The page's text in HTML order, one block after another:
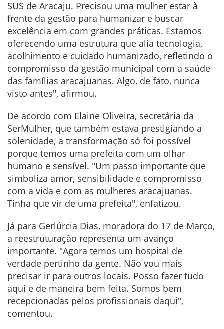
SUS de Aracaju. Precisou uma mulher estar à
frente da gestão para humanizar e buscar
excelência em com grandes práticas. Estamos
oferecendo uma estrutura que alia tecnologia,
acolhimento e cuidado humanizado, refletindo o
compromisso da gestão municipal com a saúde
das famílias aracajuanas. Algo, de fato, nunca
visto antes", afirmou.
De acordo com Elaine Oliveira, secretária da
SerMulher, que também estava prestigiando a
solenidade, a transformação só foi possível
porque temos uma prefeita com um olhar
humano e sensível. "Um passo importante que
simboliza amor, sensibilidade e compromisso
com a vida e com as mulheres aracajuanas.
Tinha que vir de uma prefeita", enfatizou.
Já para Gerlúrcia Dias, moradora do 17 de Março,
a reestruturação representa um avanço
importante. "Agora temos um hospital de
verdade pertinho da gente. Não vou mais
precisar ir para outros locais. Posso fazer tudo
aqui e de maneira bem feita. Somos bem
recepcionadas pelos profissionais daqui",
comentou.